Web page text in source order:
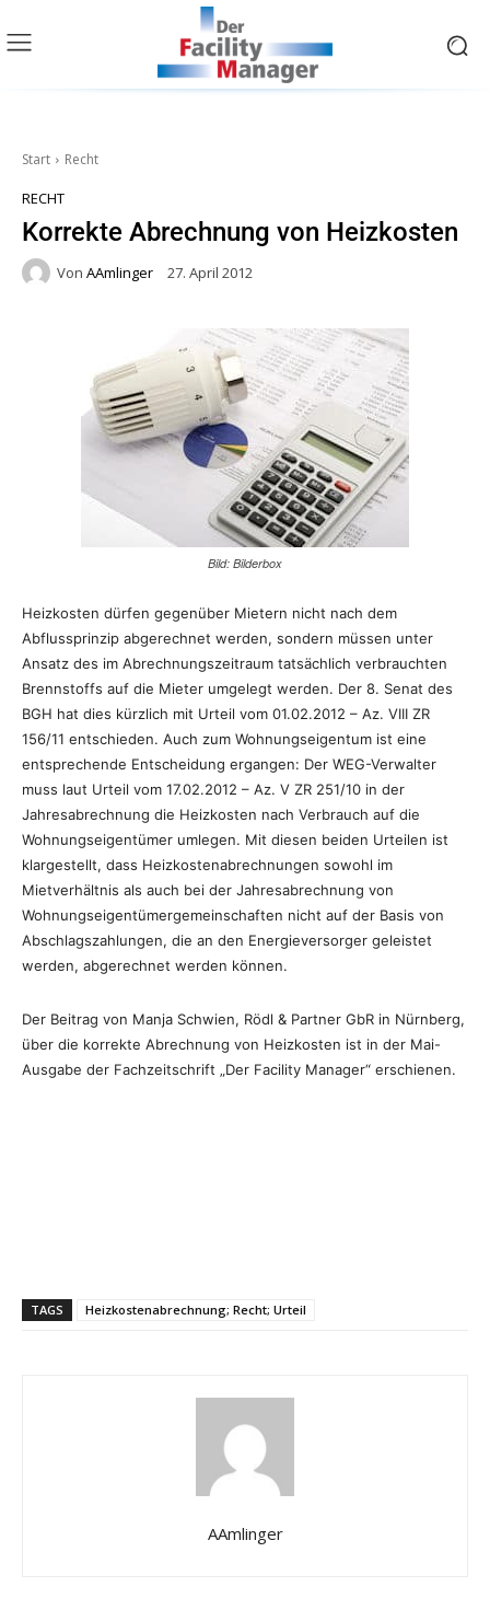
Start Recht
RECHT
Korrekte Abrechnung von Heizkosten
Von AAmlinger 27. April 2012
Bild: Bilderbox
Heizkosten dürfen gegenüber Mietern nicht nach dem
Abflussprinzip abgerechnet werden, sondern müssen unter
Ansatz des im Abrechnungszeitraum tatsächlich verbrauchten
Brennstoffs auf die Mieter umgelegt werden. Der 8. Senat des
BGH hat dies kürzlich mit Urteil vom 01.02.2012 – Az. VIII ZR
156/11 entschieden. Auch zum Wohnungseigentum ist eine
entsprechende Entscheidung ergangen: Der WEG-Verwalter
muss laut Urteil vom 17.02.2012 – Az. V ZR 251/10 in der
Jahresabrechnung die Heizkosten nach Verbrauch auf die
Wohnungseigentümer umlegen. Mit diesen beiden Urteilen ist
klargestellt, dass Heizkostenabrechnungen sowohl im
Mietverhältnis als auch bei der Jahresabrechnung von
Wohnungseigentümergemeinschaften nicht auf der Basis von
Abschlagszahlungen, die an den Energieversorger geleistet
werden, abgerechnet werden können.
Der Beitrag von Manja Schwien, Rödl & Partner GbR in Nürnberg,
über die korrekte Abrechnung von Heizkosten ist in der Mai-
Ausgabe der Fachzeitschrift „Der Facility Manager“ erschienen.
TAGS Heizkostenabrechnung; Recht; Urteil
AAmlinger